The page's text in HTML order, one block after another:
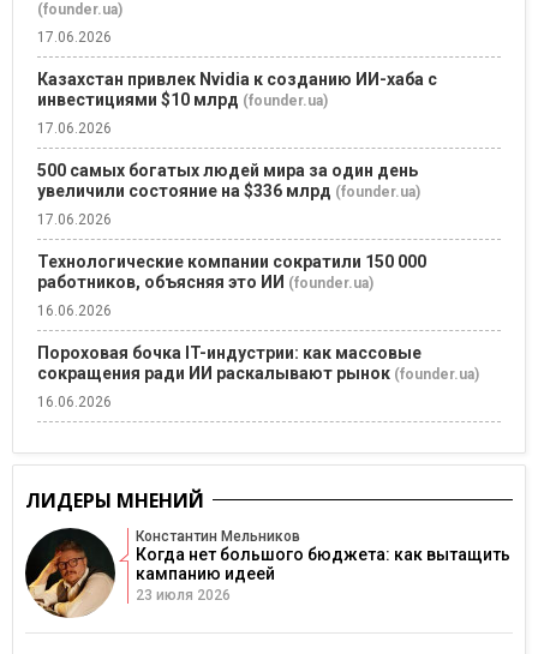
(founder.ua)
17.06.2026
Казахстан привлек Nvidia к созданию ИИ-хаба с
инвестициями $10 млрд (founder.ua)
17.06.2026
500 самых богатых людей мира за один день
увеличили состояние на $336 млрд (founder.ua)
17.06.2026
Технологические компании сократили 150 000
работников, объясняя это ИИ (founder.ua)
16.06.2026
Пороховая бочка IT-индустрии: как массовые
сокращения ради ИИ раскалывают рынок (founder.ua)
16.06.2026
ЛИДЕРЫ МНЕНИЙ
Константин Мельников
Когда нет большого бюджета: как вытащить
кампанию идеей
23 июля 2026